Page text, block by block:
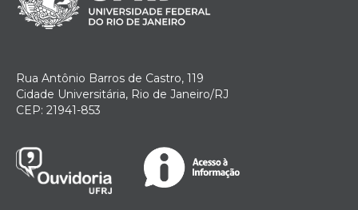
Rua Antônio Barros de Castro, 119
Cidade Universitária, Rio de Janeiro/RJ
CEP: 21941-853